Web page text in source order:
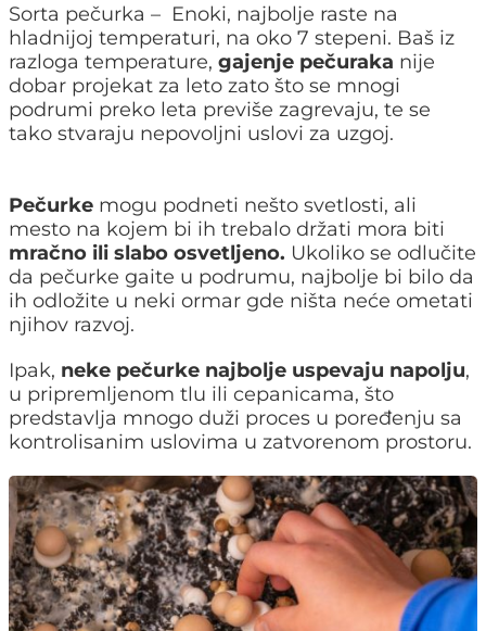
Sorta pečurka – Enoki, najbolje raste na
hladnijoj temperaturi, na oko 7 stepeni. Baš iz
razloga temperature, gajenje pečuraka nije
dobar projekat za leto zato što se mnogi
podrumi preko leta previše zagrevaju, te se
tako stvaraju nepovoljni uslovi za uzgoj.
Pečurke mogu podneti nešto svetlosti, ali
mesto na kojem bi ih trebalo držati mora biti
mračno ili slabo osvetljeno. Ukoliko se odlučite
da pečurke gaite u podrumu, najbolje bi bilo da
ih odložite u neki ormar gde ništa neće ometati
njihov razvoj.
Ipak, neke pečurke najbolje uspevaju napolju,
u pripremljenom tlu ili cepanicama, što
predstavlja mnogo duži proces u poređenju sa
kontrolisanim uslovima u zatvorenom prostoru.